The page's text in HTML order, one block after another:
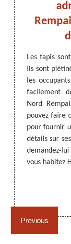
ARTISAN
Previous
pour
à un
vos
lui
Il
vous
Les tapis
Ils sont
les
facilement
Nord
pouvez faire
pour fournir
détails sur
demandez-
vous habitez